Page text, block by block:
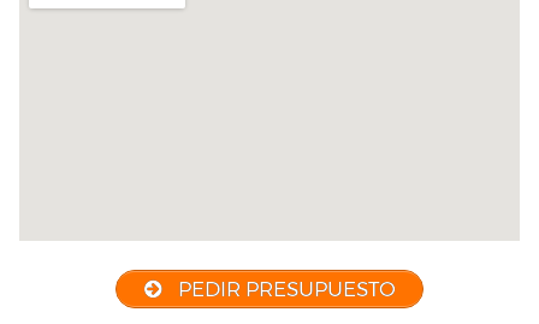
PEDIR PRESUPUESTO